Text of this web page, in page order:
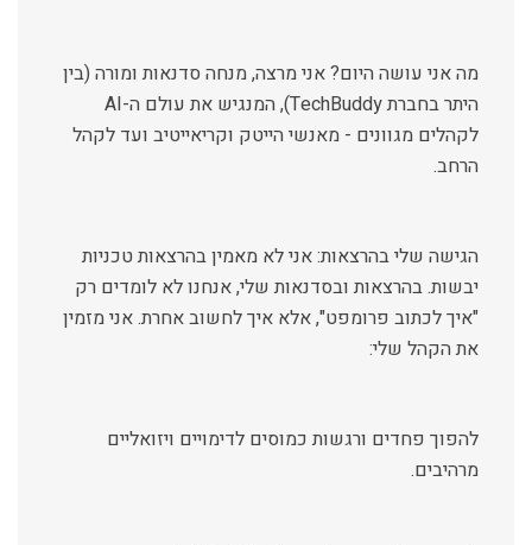
מה אני עושה היום? אני מרצה, מנחה סדנאות ומורה (בין
היתר בחברת TechBuddy), המנגיש את עולם ה-AI
לקהלים מגוונים - מאנשי הייטק וקריאייטיב ועד לקהל
הרחב.
הגישה שלי בהרצאות: אני לא מאמין בהרצאות טכניות
יבשות. בהרצאות ובסדנאות שלי, אנחנו לא לומדים רק
"איך לכתוב פרומפט", אלא איך לחשוב אחרת. אני מזמין
את הקהל שלי:
להפוך פחדים ורגשות כמוסים לדימויים ויזואליים
מרהיבים.